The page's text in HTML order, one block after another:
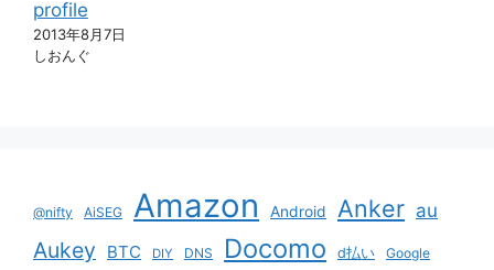
profile
2013年8月7日
しおんぐ
@nifty AiSEG Amazon Android Anker au
Aukey BTC DIY DNS Docomo d払い Google